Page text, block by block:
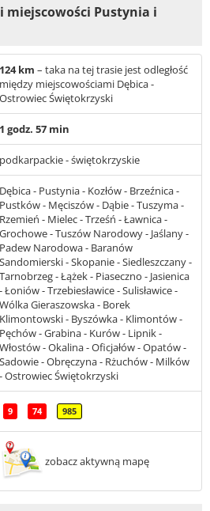
miejscowości Pustynia i
124 km – taka na tej trasie jest odległość
między miejscowościami Dębica -
Ostrowiec Świętokrzyski
1 godz. 57 min
podkarpackie - świętokrzyskie
Dębica - Pustynia - Kozłów - Brzeźnica -
Pustków - Męciszów - Dąbie - Tuszyma -
Rzemień - Mielec - Trześń - Ławnica -
Grochowe - Tuszów Narodowy - Jaślany -
Padew Narodowa - Baranów
Sandomierski - Skopanie - Siedleszczany -
Tarnobrzeg - Łążek - Piaseczno - Jasienica
- Łoniów - Trzebiesławice - Sulisławice -
Wólka Gieraszowska - Borek
Klimontowski - Byszówka - Klimontów -
Pęchów - Grabina - Kurów - Lipnik -
Włostów - Okalina - Oficjałów - Opatów -
Sadowie - Obręczyna - Rżuchów - Milków
- Ostrowiec Świętokrzyski
9 74 985
zobacz aktywną mapę